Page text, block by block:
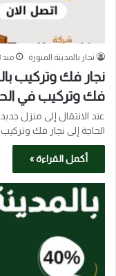
نجار بالمدينة المنورة منذ 3 أسابيع
فك وتركيب في
عند الانتقال إلى منزل
الحاجة إلى نجار فك وتركيب
أكمل القراءة »